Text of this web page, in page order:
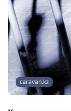
caravan.kz